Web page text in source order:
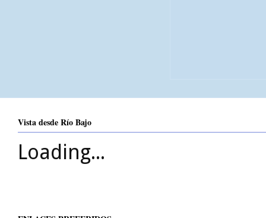
Vista desde Río Bajo
Loading...